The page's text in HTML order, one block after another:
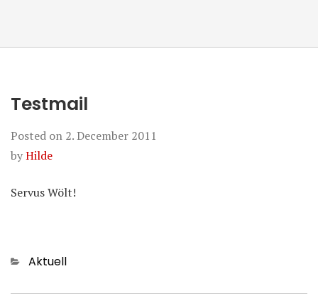
Testmail
Posted on 2. December 2011
byHilde
Servus Wölt!
Categories
Aktuell